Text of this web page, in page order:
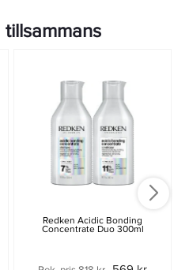
Redken Acidic Bonding
Concentrate Duo 300ml